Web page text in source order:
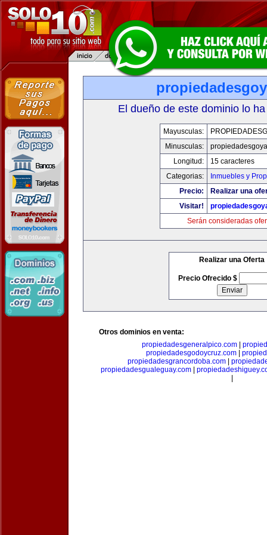
El dueño de este dominio lo
Mayusculas:
Minusculas:
Longitud:
15 caracteres
Categorias:
Inmuebles y
Precio:
Realizar una
Visitar!
Serán consideradas
Realizar una Oferta
Precio Ofrecido $
Otros dominios en venta:
propiedadesgeneralpico.com|
propiedadesgodoycruz.com|
propiedadesgrancordoba.com|
propiedadesgualeguay.com|